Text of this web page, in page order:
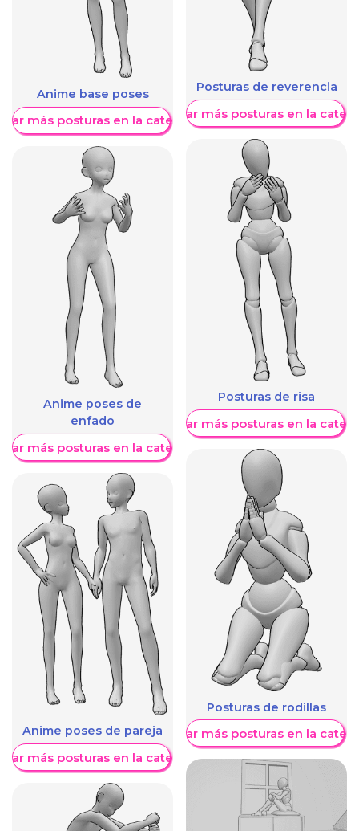
Anime base poses
más posturas en la categoría
Anime poses de
enfado
más posturas en la categoría
Anime poses de pareja
más posturas en la categoría
Posturas de reverencia
Mostrar más posturas en la
Posturas de risa
Mostrar más posturas en la
Posturas de rodillas
Mostrar más posturas en la